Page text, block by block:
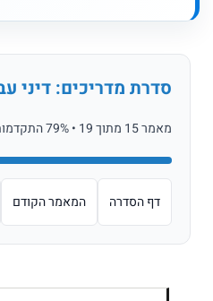
סדרת מדריכים: דיני
מאמר 15 מתוך 19 • 79% התקדמות
דף הסדרה המאמר הקודם